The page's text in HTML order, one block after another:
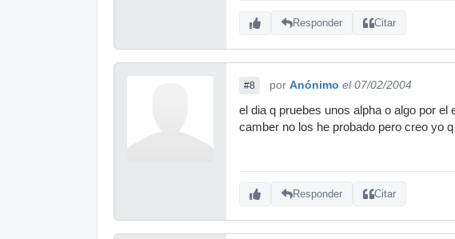
Responder Citar
#8 por Anónimo el 07/02/2004
el dia q pruebes unos alpha o algo por
camber no los he probado pero creo yo
Responder Citar